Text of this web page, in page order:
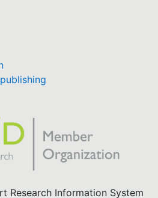
Research Information System